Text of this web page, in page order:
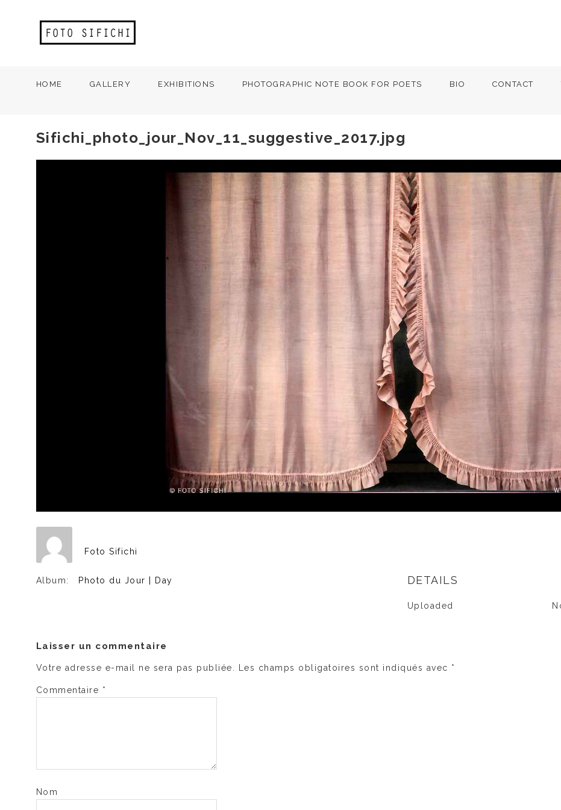
HOME GALLERY EXHIBITIONS PHOTOGRAPHIC NOTE BOOK FOR POETS BIO CONTACT
Sifichi_photo_jour_Nov_11_suggestive_2017.jpg
Foto Sifichi
Album: Photo du Jour | Day DETAILS
Uploaded
Laisser un commentaire
Votre adresse e-mail ne sera pas publiée. Les champs obligatoires sont indiqués avec *
Commentaire *
Nom